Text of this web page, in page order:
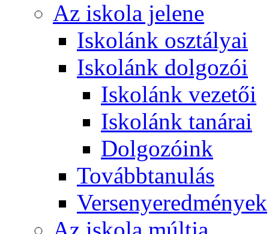
Az iskola jelene
Iskolánk osztályai
Iskolánk dolgozói
Iskolánk vezetői
Iskolánk tanárai
Dolgozóink
Továbbtanulás
Versenyeredmények